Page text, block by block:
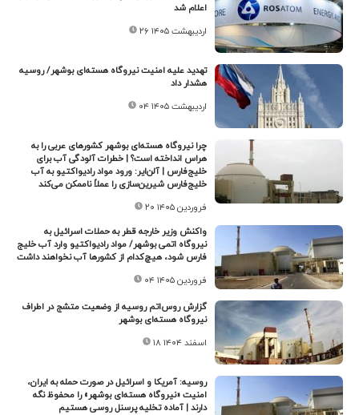
اعلام شد
۲۶ اردیبهشت ۱۴۰۵
تهدید علیه امنیت نیروگاه هسته‌ای بوشهر/ روسیه
هشدار داد
۰۴ اردیبهشت ۱۴۰۵
چرا نیروگاه هسته‌ای بوشهر کشورهای عربی را به
هراس انداخته است؟ | خطرات آلودگی آب برای
خلیج‌فارس | آلن‌ایر: ورود مواد رادیواکتیو به آب
خلیج‌فارس شیرین‌سازی را عملاً ناممکن می‌کند
۲۰ فروردین ۱۴۰۵
واکنش وزیر خارجه قطر به حملات اسرائیل به
نیروگاه اتمی بوشهر/ مواد رادیواکتیو وارد آب خلیج
فارس شود، هیچ‌کدام از کشورها آب نخواهند داشت
۰۴ فروردین ۱۴۰۵
گزارش روس‌اتم روسیه از وضعیت متشج در اطراف
نیروگاه هسته‌ای بوشهر
۱۸ اسفند ۱۴۰۴
روسیه: آمریکا و اسرائیل در صورت حمله به ایران،
امنیت «نیروگاه هسته‌ای بوشهر» را محفوظ نگه
دارند | آماده تخلیه پرسنل روسی هستیم